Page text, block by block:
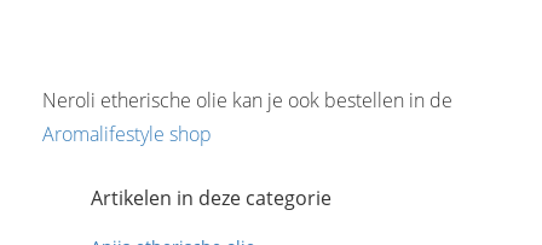
Neroli etherische olie kan je ook bestellen in de
Aromalifestyle shop
Artikelen in deze categorie